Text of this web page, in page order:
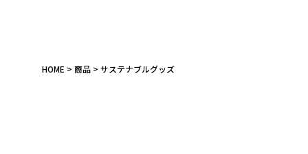
HOME 商品 サステナブルグッズ